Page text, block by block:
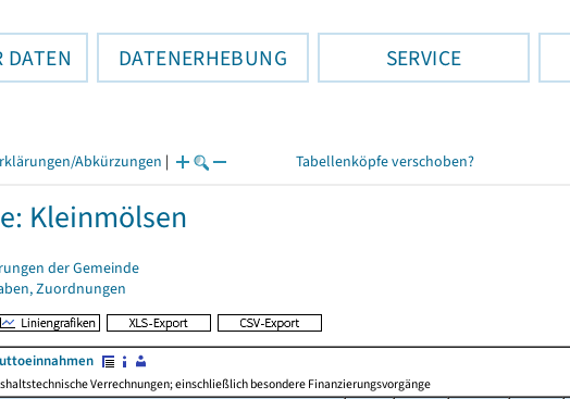
DATEN DATENERHEBUNG SERVICE
Abkürzungen | Tabellenköpfe verschoben?
Kleinmölsen
der Gemeinde
Zuordnungen
Verrechnungen; einschließlich besondere Finanzierungsvorgänge